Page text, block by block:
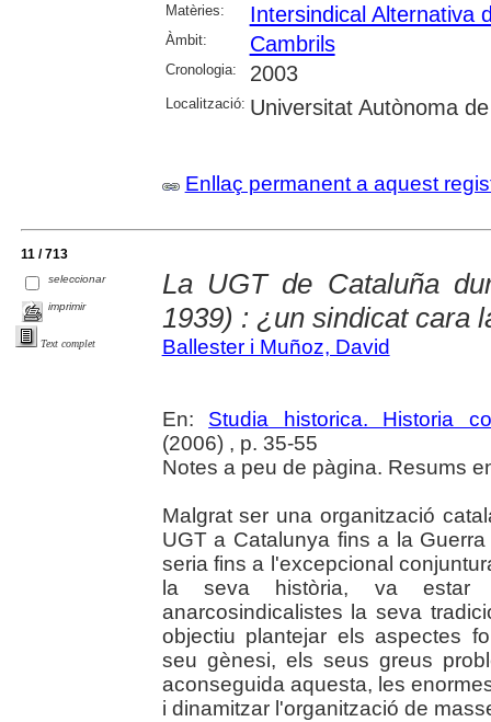
Matèries: Intersindical Alternativa
Àmbit: Cambrils
Cronologia: 2003
Localització: Universitat Autònoma
Enllaç permanent a aquest
11 / 713
seleccionar
imprimir
Text complet
La UGT de Cataluña
1939) : ¿un sindicat cara
Ballester i Muñoz, David
En: Studia historica. Historia
(2006) , p. 35-55
Notes a peu de pàgina. Resums
Malgrat ser una organització
UGT a Catalunya fins a la
seria fins a l'excepcional
la seva història, va estar
anarcosindicalistes la seva
objectiu plantejar els aspectes
seu gènesi, els seus greus
aconseguida aquesta, les
i dinamitzar l'organització de